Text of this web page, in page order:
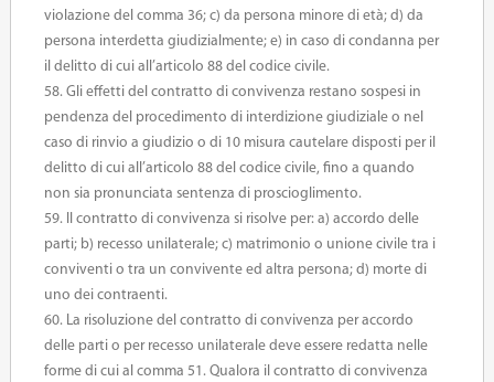
violazione del comma 36; c) da persona minore di età; d) da
persona interdetta giudizialmente; e) in caso di condanna per
il delitto di cui all’articolo 88 del codice civile.
58. Gli effetti del contratto di convivenza restano sospesi in
pendenza del procedimento di interdizione giudiziale o nel
caso di rinvio a giudizio o di 10 misura cautelare disposti per il
delitto di cui all’articolo 88 del codice civile, fino a quando
non sia pronunciata sentenza di proscioglimento.
59. Il contratto di convivenza si risolve per: a) accordo delle
parti; b) recesso unilaterale; c) matrimonio o unione civile tra i
conviventi o tra un convivente ed altra persona; d) morte di
uno dei contraenti.
60. La risoluzione del contratto di convivenza per accordo
delle parti o per recesso unilaterale deve essere redatta nelle
forme di cui al comma 51. Qualora il contratto di convivenza